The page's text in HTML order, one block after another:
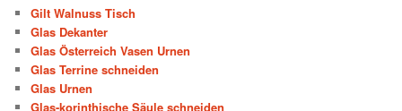
Gilt Walnuss Tisch
Glas Dekanter
Glas Österreich Vasen Urnen
Glas Terrine schneiden
Glas Urnen
Glas-korinthische Säule schneiden